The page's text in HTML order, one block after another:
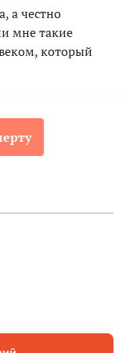
а честно
мне такие
который